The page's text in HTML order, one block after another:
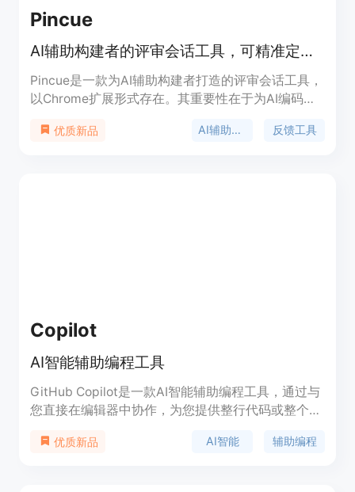
Pincue
AI辅助构建者的评审会话工具，可精准定位元素反馈问题。
Pincue是一款为AI辅助构建者打造的评审会话工具，
以Chrome扩展形式存在。其重要性在于为AI编码代
协作。主要优点包括无需脚本、无需设置、无繁琐票
优质新品 AI辅助开发 反馈工具
Copilot
AI智能辅助编程工具
GitHub Copilot是一款AI智能辅助编程工具，通过与
您直接在编辑器中协作，为您提供整行代码或整个函
效率。GitHub Copilot已被广泛采用并获得了全球的
优质新品 AI智能 辅助编程